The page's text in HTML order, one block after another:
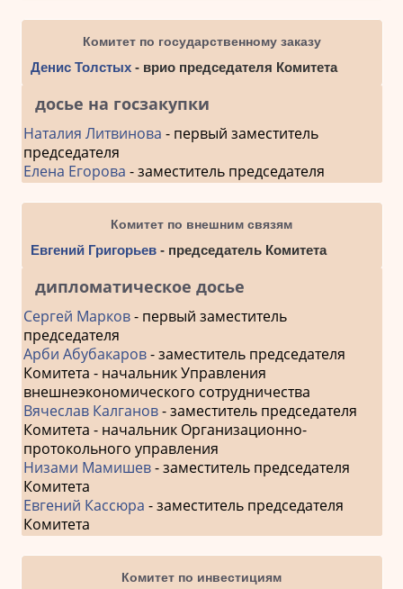
Комитет по государственному заказу
Денис Толстых- врио председателя Комитета
досье на госзакупки
Наталия Литвинова - первый заместитель
председателя
Елена Егорова - заместитель председателя
Комитет по внешним связям
Евгений Григорьев- председатель Комитета
дипломатическое досье
Сергей Марков- первый заместитель
председателя
Арби Абубакаров- заместитель председателя
Комитета - начальник Управления
внешнеэкономического сотрудничества
Вячеслав Калганов- заместитель председателя
Комитета - начальник Организационно-
протокольного управления
Низами Мамишев- заместитель председателя
Комитета
Евгений Кассюра - заместитель председателя
Комитета
Комитет по инвестициям